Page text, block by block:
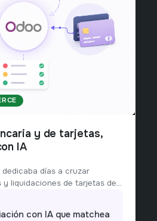
y de tarjetas,
IA
días a cruzar
liquidaciones de tarjetas de
y cobros: miles de
difíciles de rastrear a
con IA que matchea